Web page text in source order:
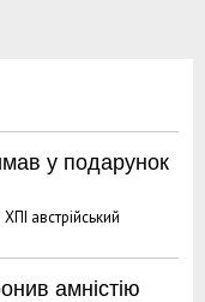
у подарунок
австрійський
амністію